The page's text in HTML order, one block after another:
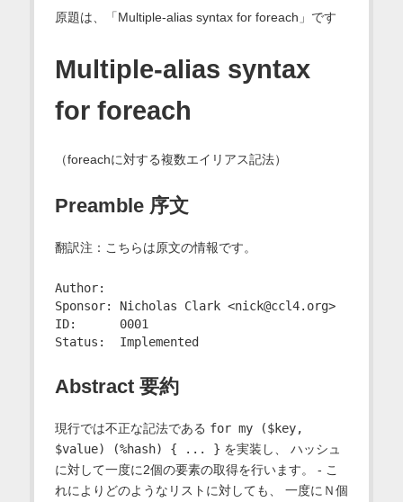
原題は、「Multiple-alias syntax for foreach」です
Multiple-alias syntax
for foreach
（foreachに対する複数エイリアス記法）
Preamble 序文
翻訳注：こちらは原文の情報です。
Author:
Sponsor: Nicholas Clark <nick@ccl4.org>
ID:      0001
Abstract 要約
現行では不正な記法である for my ($key,
$value) (%hash) { ... } を実装し、 ハッシュ
に対して一度に2個の要素の取得を行います。 - こ
れによりどのようなリストに対しても、 一度にＮ個